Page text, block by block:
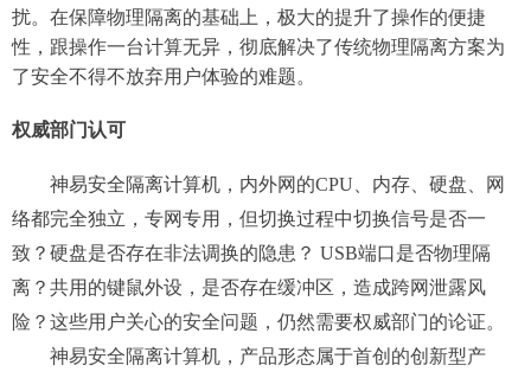
扰。 在保障物理隔离的基础上，极大的提升了操作的便捷
性 ， 跟操作一台计算无异 ， 彻底解决了传统物理隔离方案为
了安全不得不放弃用户体验的难题。
权威部门认可
神易安全隔离计算机 ， 内外网的CPU 、内存、硬盘、网
络都完全独立， 专网专用，但切换过程中切换信号是否一
致？硬盘是否存在非法调换的隐患 ？ USB端口是否物理隔
离？ 共用 的键鼠外设 ，是否存在缓冲区 ， 造成跨网泄露风
险？这些用户关心的安全问题，仍然需要权威部门的论证。
神易安全隔离计算机，产品形态属于首创的创新型产